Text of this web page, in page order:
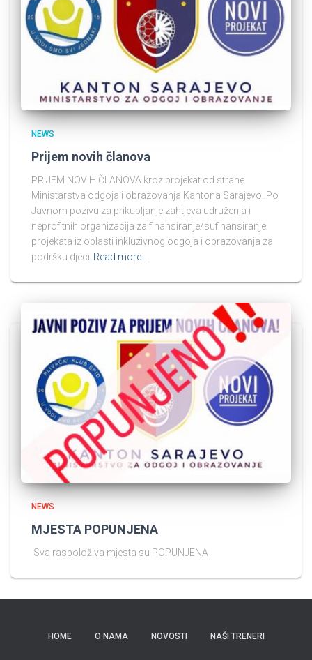
NEWS
Prijem novih članova
PRIJEM NOVIH ČLANOVA kroz projekat od strane
Ministarstva odgoja i obrazovanja Kantona Sarajevo. Po
Javnom pozivu za prikupljanje zahtjeva udruženja i
neprofitnih organizacija za finansiranje/sufinansiranje
projekata iz oblasti inkluzivnog odgoja i obrazovanja za
podršku djeci Read more…
NEWS
MJESTA POPUNJENA
Sva raspoloživa mjesta su POPUNJENA
HOME O NAMA NOVOSTI NAŠI TRENERI